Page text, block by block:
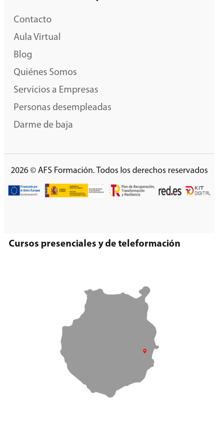
Contacto
Aula Virtual
Blog
Quiénes Somos
Servicios a Empresas
Personas desempleadas
Darme de baja
2026 © AFS Formación. Todos los derechos reservados
Cursos presenciales y de teleformación